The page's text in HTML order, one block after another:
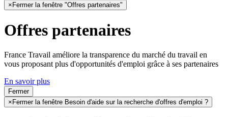
×Fermer la fenêtre "Offres partenaires"
Offres partenaires
France Travail améliore la transparence du marché du travail en
vous proposant plus d'opportunités d'emploi grâce à ses partenaires
En savoir plus
Fermer
× Fermer la fenêtre Besoin d'aide sur la recherche d'offres d'emploi ?